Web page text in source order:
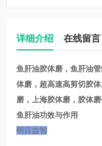
详细介绍 在线留言
鱼肝油胶体磨， 鱼肝油管
体磨，超高速高剪切胶
磨，上海胶体磨，胶体
鱼肝油功效与作用
明目益智